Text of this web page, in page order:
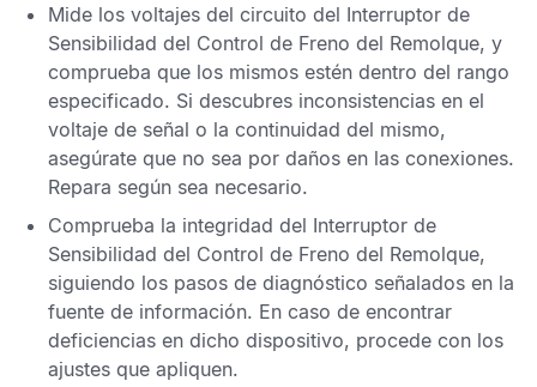
Mide los voltajes del circuito del Interruptor de
Sensibilidad del Control de Freno del Remolque, y
comprueba que los mismos estén dentro del rango
especificado. Si descubres inconsistencias en el
voltaje de señal o la continuidad del mismo,
asegúrate que no sea por daños en las conexiones.
Repara según sea necesario.
Comprueba la integridad del Interruptor de
Sensibilidad del Control de Freno del Remolque,
siguiendo los pasos de diagnóstico señalados en la
fuente de información. En caso de encontrar
deficiencias en dicho dispositivo, procede con los
ajustes que apliquen.